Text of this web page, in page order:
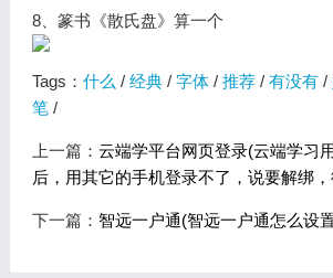
8、篆书《散氏盘》算一个
Tags： 什么 / 经典/ 字体/ 推荐/ 有没有/
笔/
上一篇： 云端学平台网页登录(云端学习
后，用其它的手机登录不了，说要解绑
下一篇： 智远一户通(智远一户通怎么设